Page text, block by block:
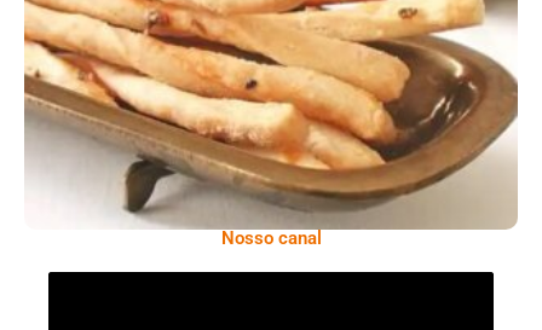
Comer Bem: Palitinhos De Cebola E Salsa
Nosso canal